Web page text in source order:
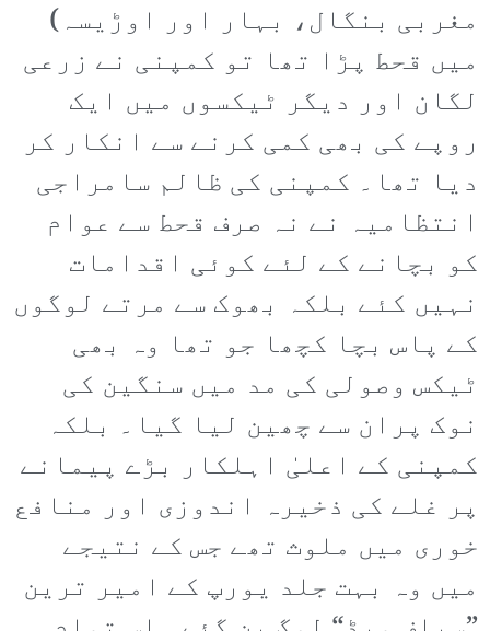
مغربی بنگال، بہار اور اوڑیسہ)
میں قحط پڑا تھا تو کمپنی نے زرعی
لگان اور دیگر ٹیکسوں میں ایک
روپے کی بھی کمی کرنے سے انکار کر
دیا تھا۔ کمپنی کی ظالم سامراجی
انتظامیہ نے نہ صرف قحط سے عوام
کو بچانے کے لئے کوئی اقدامات
نہیں کئے بلکہ بھوک سے مرتے لوگوں
کے پاس بچا کچھا جو تھا وہ بھی
ٹیکس وصولی کی مد میں سنگین کی
نوک پران سے چھین لیا گیا۔ بلکہ
کمپنی کے اعلیٰ اہلکار بڑے پیمانے
پر غلے کی ذخیرہ اندوزی اور منافع
خوری میں ملوث تھے جس کے نتیجے
میں وہ بہت جلد یورپ کے امیر ترین